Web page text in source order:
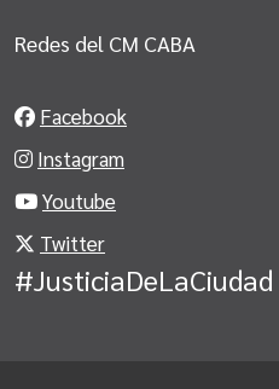
Redes del CM CABA
Facebook
Instagram
Youtube
Twitter
#JusticiaDeLaCiudad